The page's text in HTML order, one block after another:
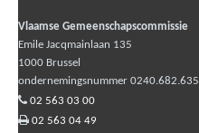
Vlaamse Gemeenschapscommissie
Emile Jacqmainlaan 135
1000 Brussel
ondernemingsnummer 0240.682.635
02 563 03 00
02 563 04 49